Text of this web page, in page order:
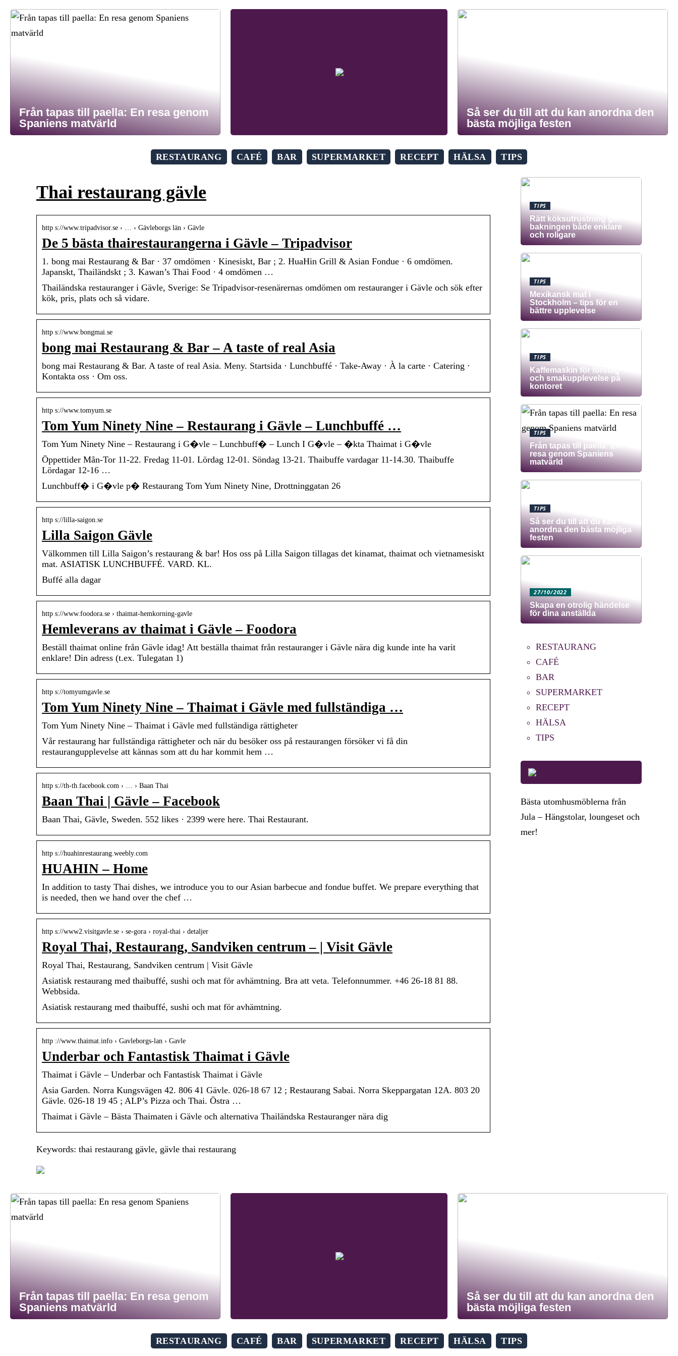
Från tapas till paella: En resa genom
Spaniens matvärld
Så ser du till att du kan anordna den
bästa möjliga festen
RESTAURANG CAFÉ BAR SUPERMARKET RECEPT HÄLSA TIPS
Thai restaurang gävle
http s://www.tripadvisor.se › … › Gävleborgs län › Gävle
De 5 bästa thairestaurangerna i Gävle – Tripadvisor
1. bong mai Restaurang & Bar · 37 omdömen · Kinesiskt, Bar ; 2. HuaHin Grill & Asian Fondue · 6 omdömen.
Japanskt, Thailändskt ; 3. Kawan’s Thai Food · 4 omdömen …
Thailändska restauranger i Gävle, Sverige: Se Tripadvisor-resenärernas omdömen om restauranger i Gävle och sök efter
kök, pris, plats och så vidare.
http s://www.bongmai.se
bong mai Restaurang & Bar – A taste of real Asia
bong mai Restaurang & Bar. A taste of real Asia. Meny. Startsida · Lunchbuffé · Take-Away · À la carte · Catering ·
Kontakta oss · Om oss.
http s://www.tomyum.se
Tom Yum Ninety Nine – Restaurang i Gävle – Lunchbuffé …
Tom Yum Ninety Nine – Restaurang i G�vle – Lunchbuff� – Lunch I G�vle – �kta Thaimat i G�vle
Öppettider Mån-Tor 11-22. Fredag 11-01. Lördag 12-01. Söndag 13-21. Thaibuffe vardagar 11-14.30. Thaibuffe
Lördagar 12-16 …
Lunchbuff� i G�vle p� Restaurang Tom Yum Ninety Nine, Drottninggatan 26
http s://lilla-saigon.se
Lilla Saigon Gävle
Välkommen till Lilla Saigon’s restaurang & bar! Hos oss på Lilla Saigon tillagas det kinamat, thaimat och vietnamesiskt
mat. ASIATISK LUNCHBUFFÉ. VARD. KL.
Buffé alla dagar
http s://www.foodora.se › thaimat-hemkorning-gavle
Hemleverans av thaimat i Gävle – Foodora
Beställ thaimat online från Gävle idag! Att beställa thaimat från restauranger i Gävle nära dig kunde inte ha varit
enklare! Din adress (t.ex. Tulegatan 1)
http s://tomyumgavle.se
Tom Yum Ninety Nine – Thaimat i Gävle med fullständiga …
Tom Yum Ninety Nine – Thaimat i Gävle med fullständiga rättigheter
Vår restaurang har fullständiga rättigheter och när du besöker oss på restaurangen försöker vi få din
restaurangupplevelse att kännas som att du har kommit hem …
http s://th-th.facebook.com › … › Baan Thai
Baan Thai | Gävle – Facebook
Baan Thai, Gävle, Sweden. 552 likes · 2399 were here. Thai Restaurant.
http s://huahinrestaurang.weebly.com
HUAHIN – Home
In addition to tasty Thai dishes, we introduce you to our Asian barbecue and fondue buffet. We prepare everything that
is needed, then we hand over the chef …
http s://www2.visitgavle.se › se-gora › royal-thai › detaljer
Royal Thai, Restaurang, Sandviken centrum – | Visit Gävle
Royal Thai, Restaurang, Sandviken centrum | Visit Gävle
Asiatisk restaurang med thaibuffé, sushi och mat för avhämtning. Bra att veta. Telefonnummer. +46 26-18 81 88.
Webbsida.
Asiatisk restaurang med thaibuffé, sushi och mat för avhämtning.
http ://www.thaimat.info › Gavleborgs-lan › Gavle
Underbar och Fantastisk Thaimat i Gävle
Thaimat i Gävle – Underbar och Fantastisk Thaimat i Gävle
Asia Garden. Norra Kungsvägen 42. 806 41 Gävle. 026-18 67 12 ; Restaurang Sabai. Norra Skeppargatan 12A. 803 20
Gävle. 026-18 19 45 ; ALP’s Pizza och Thai. Östra …
Thaimat i Gävle – Bästa Thaimaten i Gävle och alternativa Thailändska Restauranger nära dig
Keywords: thai restaurang gävle, gävle thai restaurang
TIPS
Rätt köksutrustning gör
bakningen både enklare
och roligare
TIPS
Mexikansk mat i
Stockholm – tips för en
bättre upplevelse
TIPS
Kaffemaskin för företag
och smakupplevelse på
kontoret
TIPS
Från tapas till paella: En
resa genom Spaniens
matvärld
TIPS
Så ser du till att du kan
anordna den bästa möjliga
festen
27/10/2022
Skapa en otrolig händelse
för dina anställda
RESTAURANG
CAFÉ
BAR
SUPERMARKET
RECEPT
HÄLSA
TIPS
Bästa utomhusmöblerna från
Jula – Hängstolar, loungeset och
mer!
Från tapas till paella: En resa genom
Spaniens matvärld
Så ser du till att du kan anordna den
bästa möjliga festen
RESTAURANG CAFÉ BAR SUPERMARKET RECEPT HÄLSA TIPS